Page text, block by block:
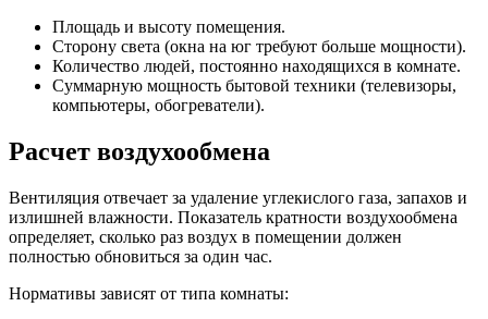
Площадь и высоту помещения.
Сторону света (окна на юг требуют больше мощности).
Количество людей, постоянно находящихся в комнате.
Суммарную мощность бытовой техники (телевизоры,
компьютеры, обогреватели).
Расчет воздухообмена
Вентиляция отвечает за удаление углекислого газа, запахов и
излишней влажности. Показатель кратности воздухообмена
определяет, сколько раз воздух в помещении должен
полностью обновиться за один час.
Нормативы зависят от типа комнаты: